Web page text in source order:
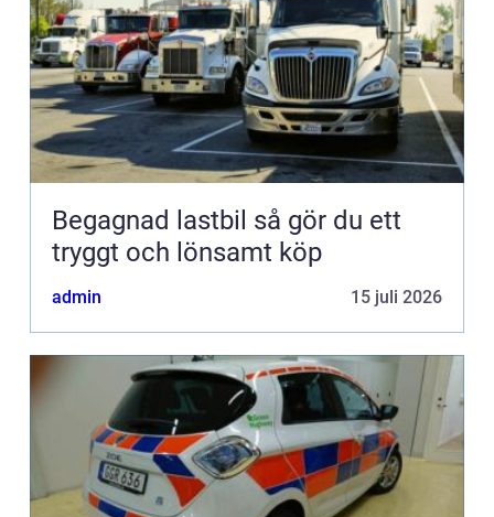
Begagnad lastbil så gör du ett
tryggt och lönsamt köp
admin 15 juli 2026